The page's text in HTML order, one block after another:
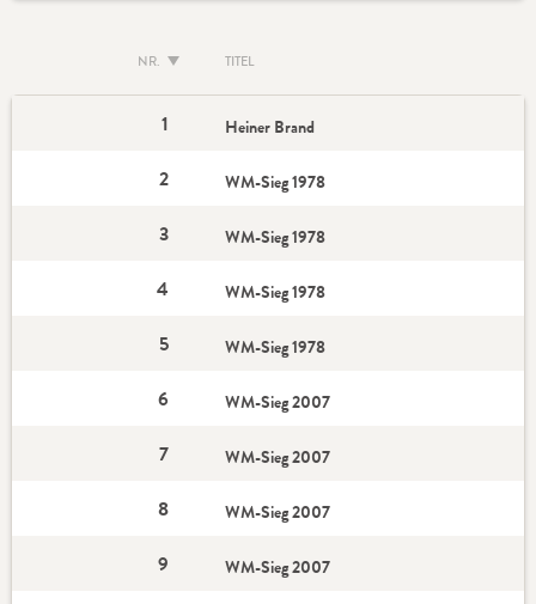
NR. TITEL
1 Heiner Brand
2 WM-Sieg 1978
3 WM-Sieg 1978
4 WM-Sieg 1978
5 WM-Sieg 1978
6 WM-Sieg 2007
7 WM-Sieg 2007
8 WM-Sieg 2007
9 WM-Sieg 2007